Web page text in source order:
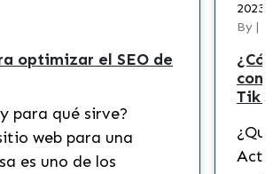
¿Cómo crear una estrategia de
contenidos efectiva para pymes en
¿Qué es Tik Tok y cómo funciona?
Actualmente, Tik Tok es una de las